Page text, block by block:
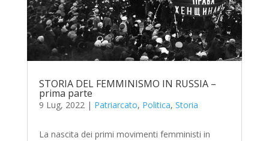
STORIA DEL FEMMINISMO IN RUSSIA –
prima parte
9 Lug, 2022 | Patriarcato, Politica, Storia
La nascita dei primi movimenti femministi in